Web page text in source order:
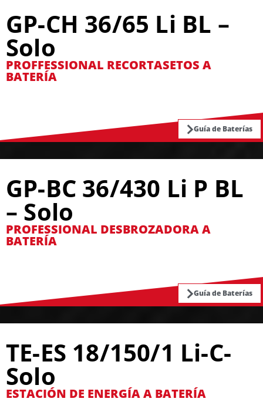
GP-CH 36/65 Li BL –
Solo
PROFFESSIONAL RECORTASETOS A
BATERÍA
Guía de Baterías
GP-BC 36/430 Li P BL
– Solo
PROFESSIONAL DESBROZADORA A
BATERÍA
Guía de Baterías
TE-ES 18/150/1 Li-C-
Solo
ESTACIÓN DE ENERGÍA A BATERÍA